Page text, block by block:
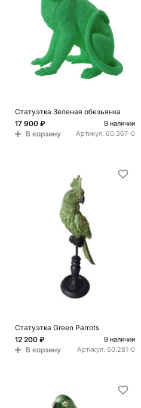
Статуэтка Зеленая обезьянка
17 900 ₽
В наличии
В корзину Артикул: 60.367-0
Статуэтка Green Parrots
12 200 ₽
В наличии
В корзину Артикул: 60.281-0